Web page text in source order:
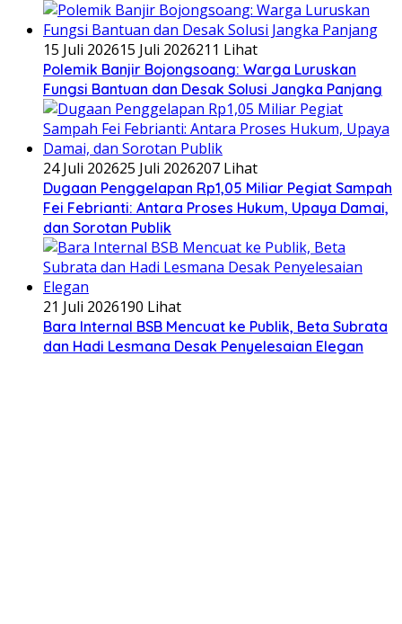
15 Juli 202615 Juli 2026211 Lihat
Polemik Banjir Bojongsoang: Warga Luruskan
Fungsi Bantuan dan Desak Solusi Jangka Panjang
24 Juli 202625 Juli 2026207 Lihat
Dugaan Penggelapan Rp1,05 Miliar Pegiat Sampah
Fei Febrianti: Antara Proses Hukum, Upaya Damai,
dan Sorotan Publik
21 Juli 2026190 Lihat
Bara Internal BSB Mencuat ke Publik, Beta Subrata
dan Hadi Lesmana Desak Penyelesaian Elegan